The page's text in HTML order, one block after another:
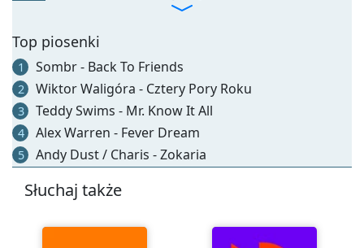
Top piosenki
1 Sombr - Back To Friends
2 Wiktor Waligóra - Cztery Pory Roku
3 Teddy Swims - Mr. Know It All
4 Alex Warren - Fever Dream
5 Andy Dust / Charis - Zokaria
Słuchaj także